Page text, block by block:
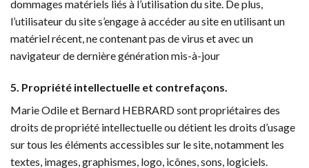
dommages matériels liés à l’utilisation du site. De plus,
l’utilisateur du site s’engage à accéder au site en utilisant un
matériel récent, ne contenant pas de virus et avec un
navigateur de dernière génération mis-à-jour
5. Propriété intellectuelle et contrefaçons.
Marie Odile et Bernard HEBRARD sont propriétaires des
droits de propriété intellectuelle ou détient les droits d’usage
sur tous les éléments accessibles sur le site, notamment les
textes, images, graphismes, logo, icônes, sons, logiciels.